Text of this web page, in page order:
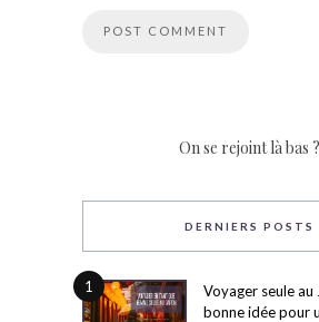
On se rejoint là bas ?
DERNIERS POSTS
1
Voyager seule au
bonne idée pour